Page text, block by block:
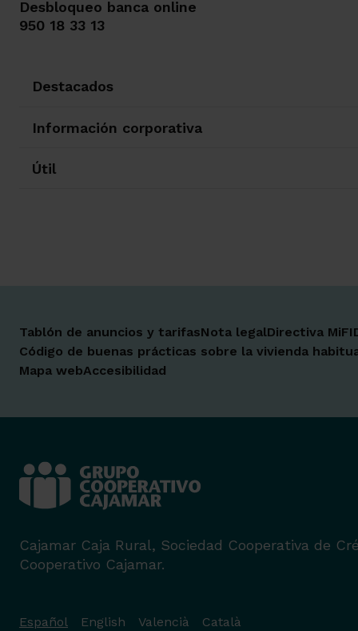
Desbloqueo banca online
950 18 33 13
Destacados
Información corporativa
Útil
Tablón de anuncios y tarifasNota legalDirectiva
Código de buenas prácticas sobre la vivienda
Mapa webAccesibilidad
Cajamar Caja Rural, Sociedad Cooperativa de
Cooperativo Cajamar.
Español English Valencià Català